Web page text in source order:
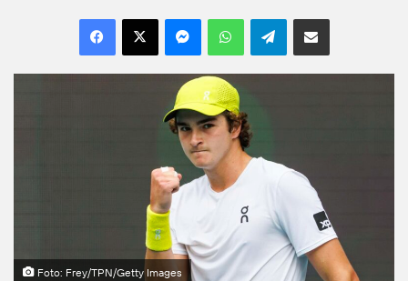
Facebook
X MessengerWhatsAppTelegramCompartilhar por e-mail
Foto: Frey/TPN/Getty Images